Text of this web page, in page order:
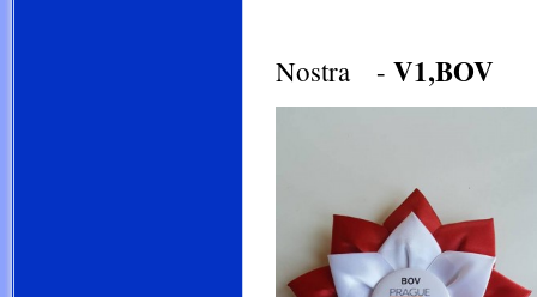
Nostra - V1,BOV